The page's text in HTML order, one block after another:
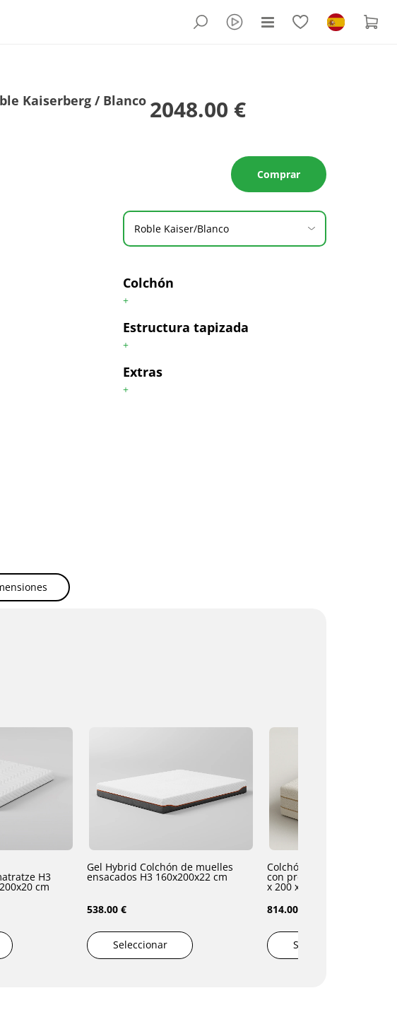
Kaiserberg / Blanco 2048.00 €
Comprar
Roble Kaiser/Blanco
Colchón
+
Estructura tapizada
+
Extras
+
H3
160x200x20 cm
Gel Hybrid Colchón de muelles
ensacados H3 160x200x22 cm
538.00 €
Seleccionar
Colchón de espuma
con propóleo y aloe vera H3/H4 160
814.00 €
Seleccionar